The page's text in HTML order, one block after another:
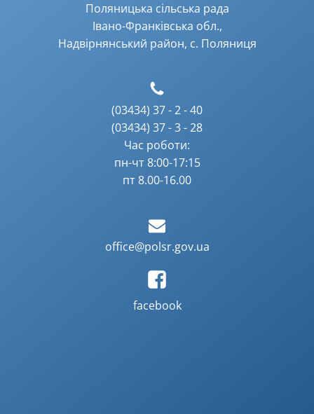
Поляницька сільська рада
Івано-Франківська обл.,
Надвірнянський район, с. Поляниця
(03434) 37 - 2 - 40
(03434) 37 - 3 - 28
Час роботи:
пн-чт 8:00-17:15
пт 8.00-16.00
office@polsr.gov.ua
facebook